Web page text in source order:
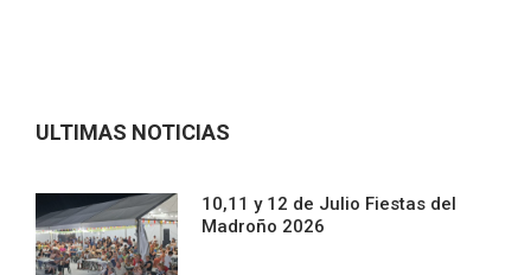
ULTIMAS NOTICIAS
10,11 y 12 de Julio Fiestas del
Madroño 2026